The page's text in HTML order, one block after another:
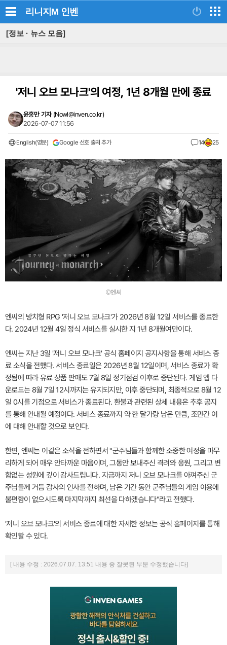
리니지M 인벤
[정보 · 뉴스 모음]
'저니 오브 모나크'의 여정, 1년 8개월 만에 종료
윤홍만 기자 (Nowl@inven.co.kr)
2026-07-07 11:56
English(영문) Google 선호 출처 추가 14 25
©엔씨
엔씨의 방치형 RPG '저니 오브 모나크'가 2026년 8월 12일 서비스를 종료한
다. 2024년 12월 4일 정식 서비스를 실시한 지 1년 8개월여만이다.
엔씨는 지난 3일 '저니 오브 모나크' 공식 홈페이지 공지사항을 통해 서비스 종
료 소식을 전했다. 서비스 종료일은 2026년 8월 12일이며, 서비스 종료가 확
정됨에 따라 유료 상품 판매도 7월 8일 정기점검 이후로 중단된다. 게임 앱 다
운로드는 8월 7일 12시까지는 유지되지만, 이후 중단되며, 최종적으로 8월 12
일 0시를 기점으로 서비스가 종료된다. 환불과 관련된 상세 내용은 추후 공지
를 통해 안내될 예정이다. 서비스 종료까지 약 한 달가량 남은 만큼, 조만간 이
에 대해 안내할 것으로 보인다.
한편, 엔씨는 이같은 소식을 전하면서 "군주님들과 함께한 소중한 여정을 마무
리하게 되어 매우 안타까운 마음이며, 그동안 보내주신 격려와 응원, 그리고 변
함없는 성원에 깊이 감사드립니다. 지금까지 저니 오브 모나크를 아껴주신 군
주님들께 거듭 감사의 인사를 전하며, 남은 기간 동안 군주님들의 게임 이용에
불편함이 없으시도록 마지막까지 최선을 다하겠습니다"라고 전했다.
'저니 오브 모나크'의 서비스 종료에 대한 자세한 정보는 공식 홈페이지를 통해
확인할 수 있다.
[ 내용 수정 : 2026.07.07. 13:51 내용 중 잘못된 부분 수정했습니다]